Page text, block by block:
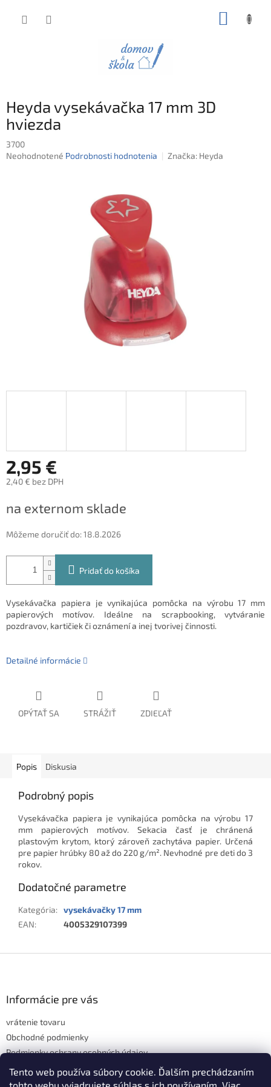
Tento web používa súbory cookie. Ďalším prechádzaním
Heyda vysekávačka 17 mm 3D
hviezda
3700
Priemerné
Neohodnotené Podrobnosti hodnotenia Značka: Heyda
2,95 €
2,40 € bez DPH
cena:
na externom sklade
Môžeme doručiť do:18.8.2026
Pridať do košíka
Vysekávačka papiera je vynikajúca pomôcka na výrobu 17 mm
papierových motívov. Ideálne na scrapbooking, vytváranie
pozdravov, kartičiek či oznámení a inej tvorivej činnosti.
Detailné informácie
OPÝTAŤ SA STRÁŽIŤ ZDIEĽAŤ
Popis Diskusia
Podrobný popis
Vysekávačka papiera je vynikajúca pomôcka na výrobu 17
mm papierových motívov. Sekacia časť je chránená
plastovým krytom, ktorý zároveň zachytáva papier. Určená
pre papier hrúbky 80 až do 220 g/m². Nevhodné pre deti do 3
rokov.
Dodatočné parametre
Kategória: vysekávačky 17 mm
EAN: 4005329107399
Informácie pre vás
vrátenie tovaru
Obchodné podmienky
Podmienky ochrany osobných údajov
Hodnotenie obchodu